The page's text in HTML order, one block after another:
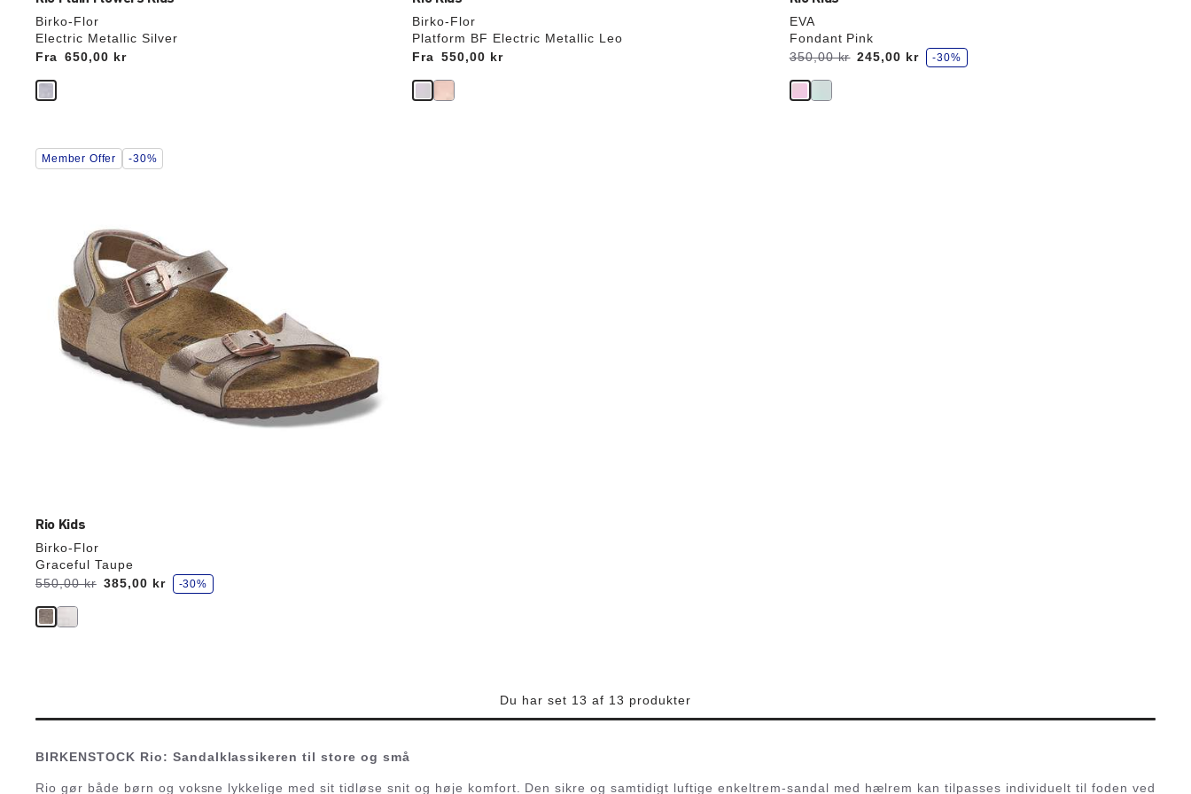
Birko-Flor
Electric Metallic Silver
Fra
Price:650,00 kr
Birko-Flor
Platform BF Electric Metallic Leo
Fra
Price:550,00 kr
EVA
Fondant Pink
Før:
350,00 kr
nu 245,00 kr
s
p
r
-30%
Rio Kids
Birko-Flor
Graceful Taupe
Før:
550,00 kr
nu 385,00 kr
s
p
r
-30%
Interaktion
med
produktbilledet
Member Offer -30%
Du har set 13 af 13 produkter
BIRKENSTOCK Rio: Sandalklassikeren til store og små
Rio gør både børn og voksne lykkelige med sit tidløse snit og høje komfort. Den sikre og samtidigt luftige enkeltrem-sandal med hælrem kan tilpasses individuelt til foden ved